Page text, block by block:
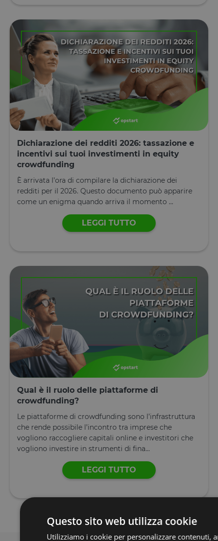
Dichiarazione dei redditi 2026: tassazione e
incentivi sui tuoi investimenti in equity
crowdfunding
È arrivata l’ora di compilare la dichiarazione dei
redditi per il 2026. Questo documento può apparire
come un enigma quando arriva il momento ...
LEGGI TUTTO
Qual è il ruolo delle piattaforme di
crowdfunding?
Le piattaforme di crowdfunding sono l’infrastruttura
che rende possibile l’incontro tra imprese che
vogliono raccogliere capitali online e investitori che
vogliono investire in strumenti di fina...
LEGGI TUTTO
Questo sito web utilizza cookie
Utilizziamo i cookie per personalizzare contenuti,